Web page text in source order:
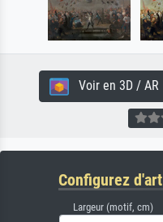
Voir en 3D / AR
Configurez d'art
Largeur (motif, cm)